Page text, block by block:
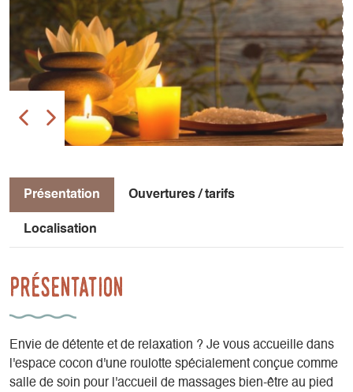
Présentation Ouvertures / tarifs
Localisation
Présentation
Envie de détente et de relaxation ? Je vous accueille dans
l'espace cocon d'une roulotte spécialement conçue comme
salle de soin pour l'accueil de massages bien-être au pied